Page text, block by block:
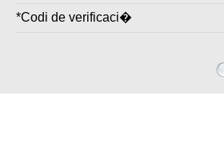
*Codi de verificaci�